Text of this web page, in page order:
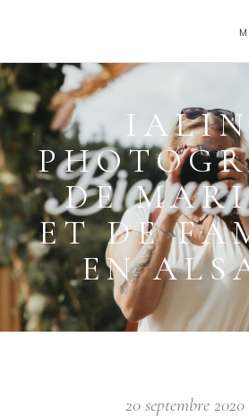
DE
ET DE
EN
20 septembre 2020